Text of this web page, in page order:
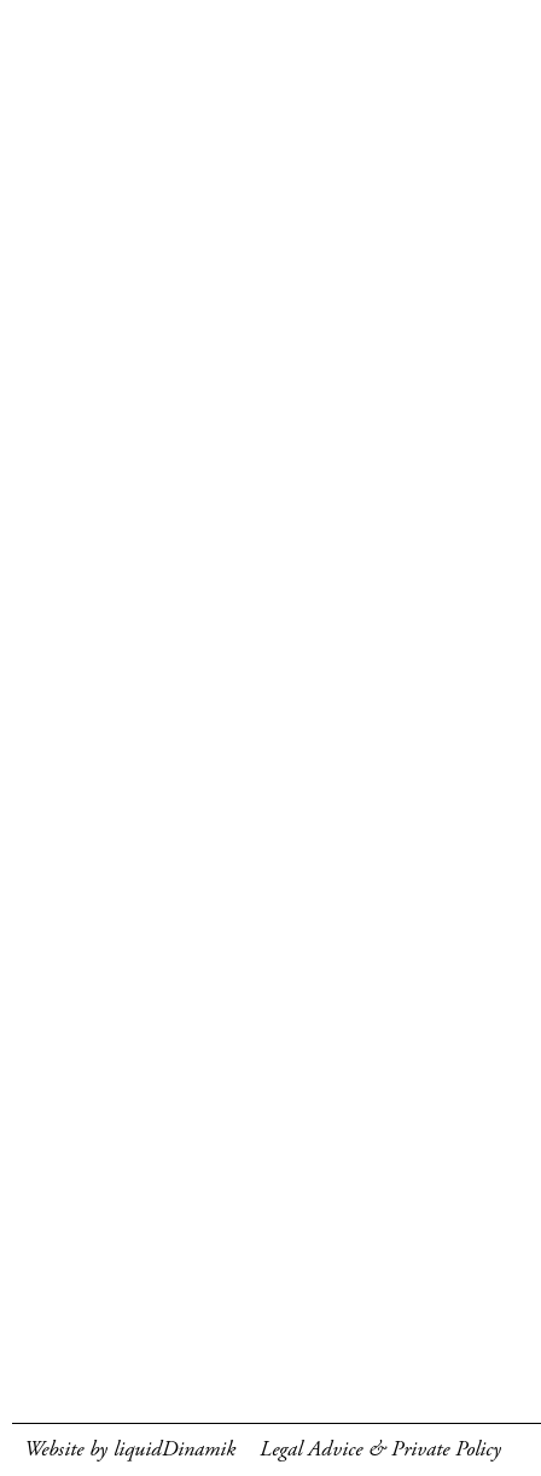
Website by liquidDinamik Legal Advice & Private Policy